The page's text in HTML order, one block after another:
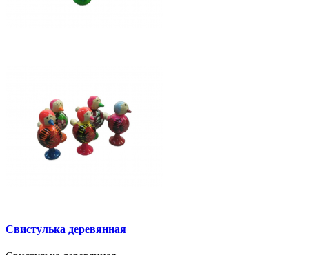
Свистулька деревянная